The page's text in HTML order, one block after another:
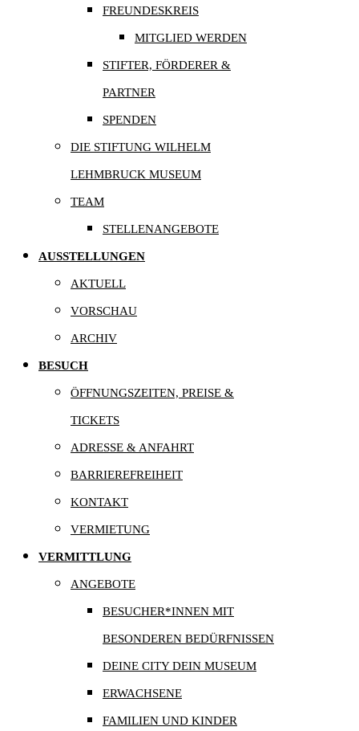
FREUNDESKREIS
MITGLIED WERDEN
STIFTER, FÖRDERER &
PARTNER
SPENDEN
DIE STIFTUNG WILHELM
LEHMBRUCK MUSEUM
TEAM
STELLENANGEBOTE
AUSSTELLUNGEN
AKTUELL
VORSCHAU
ARCHIV
BESUCH
ÖFFNUNGSZEITEN, PREISE &
TICKETS
ADRESSE & ANFAHRT
BARRIEREFREIHEIT
KONTAKT
VERMIETUNG
VERMITTLUNG
ANGEBOTE
BESUCHER*INNEN MIT
BESONDEREN BEDÜRFNISSEN
DEINE CITY DEIN MUSEUM
ERWACHSENE
FAMILIEN UND KINDER